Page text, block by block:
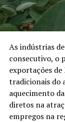
o
Ele
até
As indústrias
consecutivo, o
exportações
tradicionais do
aquecimento
diretos na
empregos na